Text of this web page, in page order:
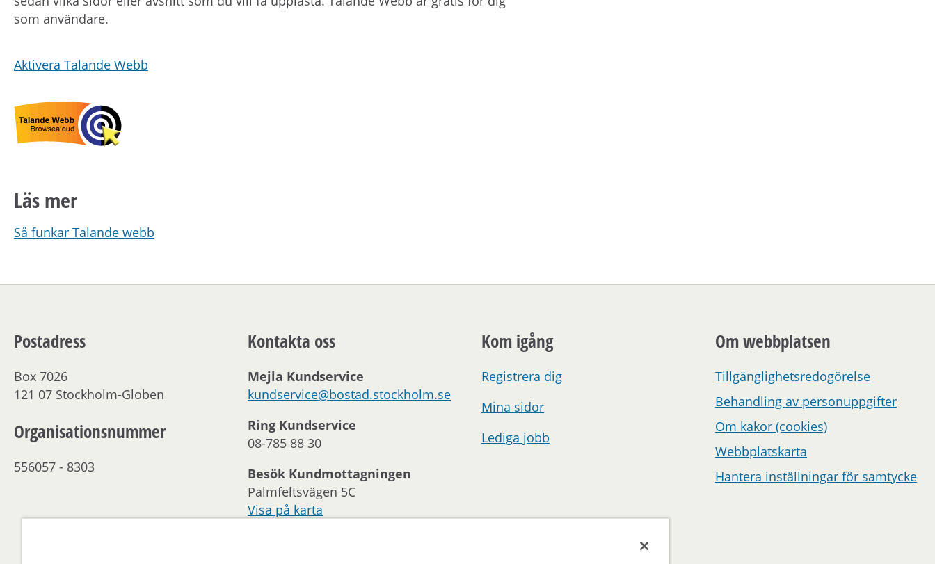
e
som användare.
Aktivera Talande Webb
Läs mer
Så funkar Talande webb
Postadress
Box 7026
121 07 Stockholm-Globen
Organisationsnummer
556057 - 8303
Kontakta oss
Mejla Kundservice
kundservice@bostad.stockholm.se
Ring Kundservice
08-785 88 30
Besök Kundmottagningen
Palmfeltsvägen 5C
Visa på karta
Kom igång
Registrera dig
Mina sidor
Lediga jobb
Om webbplatsen
Tillgänglighetsredogörelse
Behandling av personuppgifter
Om kakor (cookies)
Webbplatskarta
Hantera inställningar för samtycke